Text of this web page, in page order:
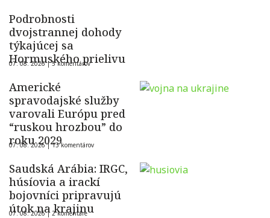
Podrobnosti
dvojstrannej dohody
týkajúcej sa
Hormuského prielivu
07. 08. 2026 |5 komentárov
Americké
spravodajské služby
varovali Európu pred
“ruskou hrozbou” do
roku 2029
07. 08. 2026 |13 komentárov
Saudská Arábia: IRGC,
húsíovia a irackí
bojovníci pripravujú
útok na krajinu
07. 08. 2026 | 2 komentáre